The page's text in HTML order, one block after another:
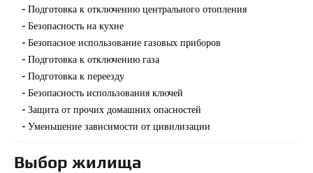
Подготовка к отключению центрального отопления
Безопасность на кухне
Безопасное использование газовых приборов
Подготовка к отключению газа
Подготовка к переезду
Безопасность использования ключей
Защита от прочих домашних опасностей
Уменьшение зависимости от цивилизации
Выбор жилища